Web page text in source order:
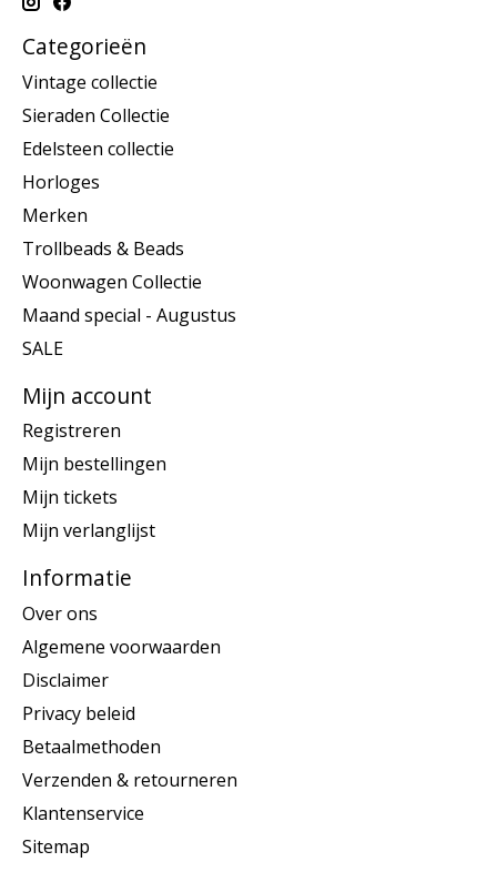
Categorieën
Vintage collectie
Sieraden Collectie
Edelsteen collectie
Horloges
Merken
Trollbeads & Beads
Woonwagen Collectie
Maand special - Augustus
SALE
Mijn account
Registreren
Mijn bestellingen
Mijn tickets
Mijn verlanglijst
Informatie
Over ons
Algemene voorwaarden
Disclaimer
Privacy beleid
Betaalmethoden
Verzenden & retourneren
Klantenservice
Sitemap